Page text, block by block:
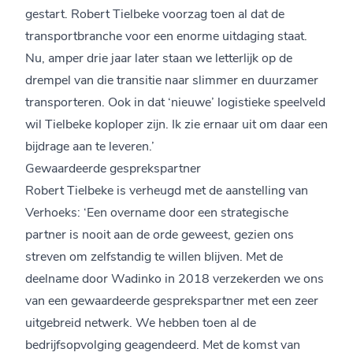
gestart. Robert Tielbeke voorzag toen al dat de
transportbranche voor een enorme uitdaging staat.
Nu, amper drie jaar later staan we letterlijk op de
drempel van die transitie naar slimmer en duurzamer
transporteren. Ook in dat ‘nieuwe’ logistieke speelveld
wil Tielbeke koploper zijn. Ik zie ernaar uit om daar een
bijdrage aan te leveren.’
Gewaardeerde gesprekspartner
Robert Tielbeke is verheugd met de aanstelling van
Verhoeks: ‘Een overname door een strategische
partner is nooit aan de orde geweest, gezien ons
streven om zelfstandig te willen blijven. Met de
deelname door Wadinko in 2018 verzekerden we ons
van een gewaardeerde gesprekspartner met een zeer
uitgebreid netwerk. We hebben toen al de
bedrijfsopvolging geagendeerd. Met de komst van